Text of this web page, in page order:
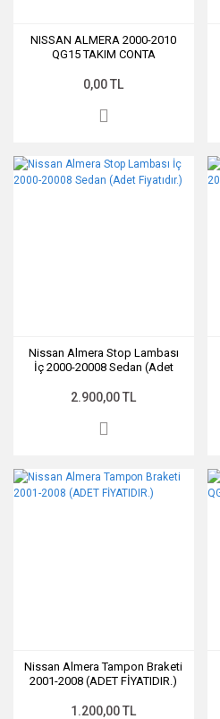
NISSAN ALMERA 2000-2010
QG15 TAKIM CONTA
0,00 TL
Nissan Almera Stop Lambası
İç 2000-20008 Sedan (Adet
2.900,00 TL
Nissan Almera Tampon Braketi
2001-2008 (ADET FİYATIDIR.)
1.200,00 TL